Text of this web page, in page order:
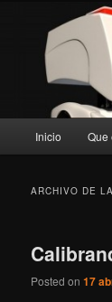
contenido
contenido
secundarioxBot.es
Blog de
principal
Inicio Que
ARCHIVO DE
Posted on17